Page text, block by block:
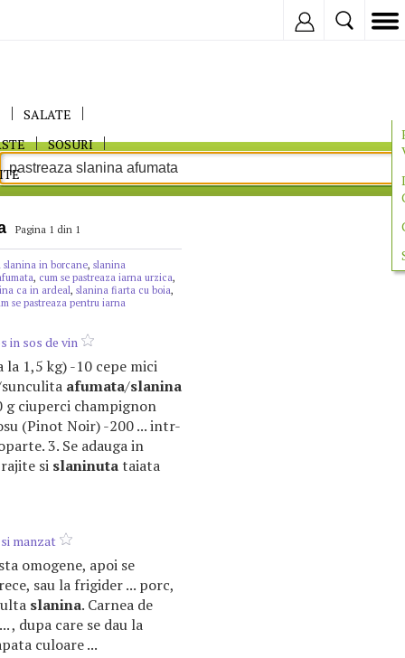
SALATE
SOSURI
Pagina 1 din 1
slanina in borcane, slanina
, cum se pastreaza iarna urzica,
ca in ardeal, slanina fiarta cu boia,
se pastreaza pentru iarna
in sos de vin
la 1,5 kg) -10 cepe mici
afumata/slanina
g ciuperci champignon
(Pinot Noir) -200 ... intr-
3. Se adauga in
si slaninutataiata
manzat
omogene, apoi se
sau la frigider ... porc,
slanina. Carnea de
, dupa care se dau la
culoare ...